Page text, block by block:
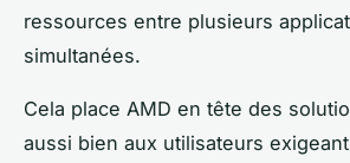
ressources entre plusieurs
simultanées.
Cela place AMD en tête des
aussi bien aux utilisateurs